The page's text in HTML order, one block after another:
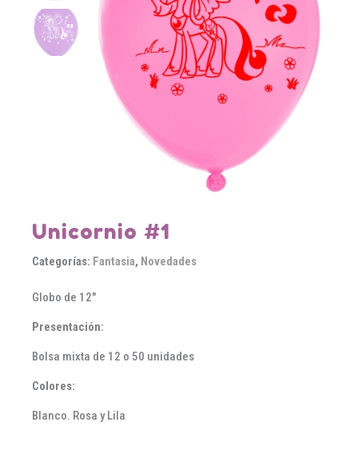
Unicornio #1
Categorías: Fantasia, Novedades
Globo de 12″
Presentación:
Bolsa mixta de 12 o 50 unidades
Colores:
Blanco. Rosa y Lila